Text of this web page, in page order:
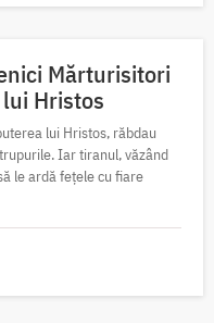
Mărturisitori
Hristos
lui Hristos, răbdau
Iar tiranul, văzând
le ardă fețele cu fiare